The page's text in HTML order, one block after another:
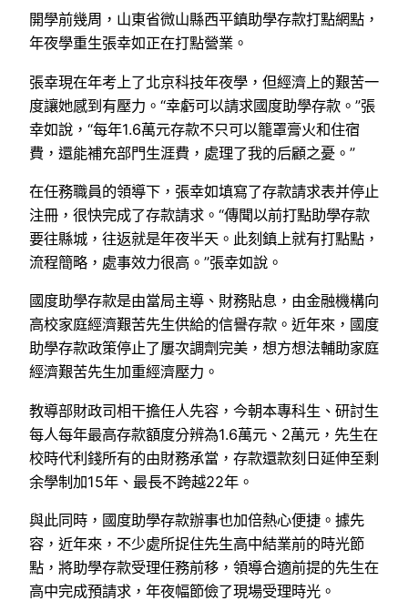
開學前幾周，山東省微山縣西平鎮助學存款打點網點，
年夜學重生張幸如正在打點營業。
張幸現在年考上了北京科技年夜學，但經濟上的艱苦一
度讓她感到有壓力。“幸虧可以請求國度助學存款。”張
幸如說，“每年1.6萬元存款不只可以籠罩膏火和住宿
費，還能補充部門生涯費，處理了我的后顧之憂。”
在任務職員的領導下，張幸如填寫了存款請求表并停止
注冊，很快完成了存款請求。“傳聞以前打點助學存款
要往縣城，往返就是年夜半天。此刻鎮上就有打點點，
流程簡略，處事效力很高。”張幸如說。
國度助學存款是由當局主導、財務貼息，由金融機構向
高校家庭經濟艱苦先生供給的信譽存款。近年來，國度
助學存款政策停止了屢次調劑完美，想方想法輔助家庭
經濟艱苦先生加重經濟壓力。
教導部財政司相干擔任人先容，今朝本專科生、研討生
每人每年最高存款額度分辨為1.6萬元、2萬元，先生在
校時代利錢所有的由財務承當，存款還款刻日延伸至剩
余學制加15年、最長不跨越22年。
與此同時，國度助學存款辦事也加倍熱心便捷。據先
容，近年來，不少處所捉住先生高中結業前的時光節
點，將助學存款受理任務前移，領導合適前提的先生在
高中完成預請求，年夜幅節儉了現場受理時光。